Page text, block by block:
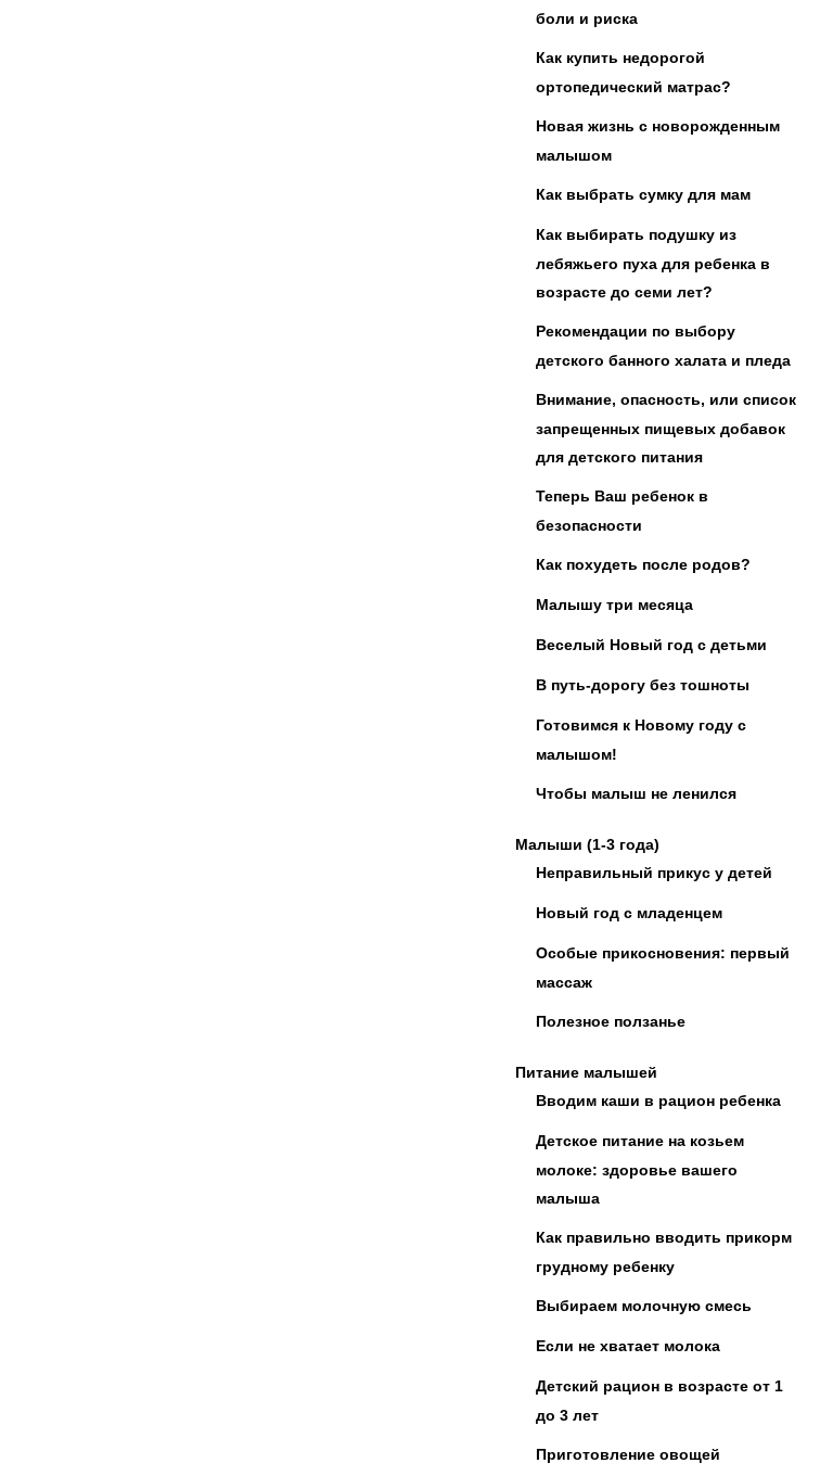
боли и риска
Как купить недорогой
ортопедический матрас?
Новая жизнь с новорожденным
малышом
Как выбрать сумку для мам
Как выбирать подушку из
лебяжьего пуха для ребенка в
возрасте до семи лет?
Рекомендации по выбору
детского банного халата и пледа
Внимание, опасность, или список
запрещенных пищевых добавок
для детского питания
Теперь Ваш ребенок в
безопасности
Как похудеть после родов?
Малышу три месяца
Веселый Новый год с детьми
В путь-дорогу без тошноты
Готовимся к Новому году с
малышом!
Чтобы малыш не ленился
Малыши (1-3 года)
Неправильный прикус у детей
Новый год с младенцем
Особые прикосновения: первый
массаж
Полезное ползанье
Питание малышей
Вводим каши в рацион ребенка
Детское питание на козьем
молоке: здоровье вашего
малыша
Как правильно вводить прикорм
грудному ребенку
Выбираем молочную смесь
Если не хватает молока
Детский рацион в возрасте от 1
до 3 лет
Приготовление овощей